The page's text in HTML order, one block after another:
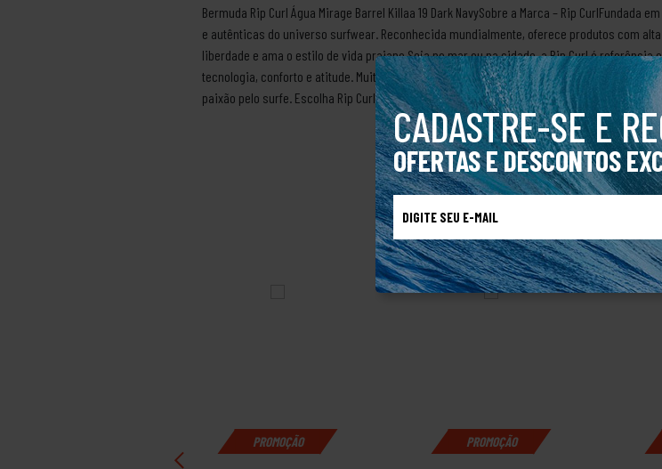
CADASTRE-SE E
OFERTAS E DESCONTOS
Bermuda Rip Curl Água Mirage Barrel Killaa 19 Dark NavySobre a Marca – Rip CurlFundada
e autênticas do universo surfwear. Reconhecida mundialmente, oferece produtos com
liberdade e ama o estilo de vida praiano.Seja no mar ou na cidade, a Rip Curl é
tecnologia, conforto e atitude. Muito mais que uma marca, a Rip Curl representa uma
paixão pelo surfe. Escolha Rip Curl. Vista o lifestyle de quem vive além das ondas.
TALVEZ VOCÊ
PROMOÇÃO PROMOÇÃO